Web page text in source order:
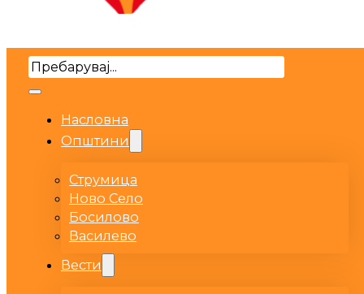
Search
Насловна
Општини
Струмица
Ново Село
Босилово
Василево
Вести